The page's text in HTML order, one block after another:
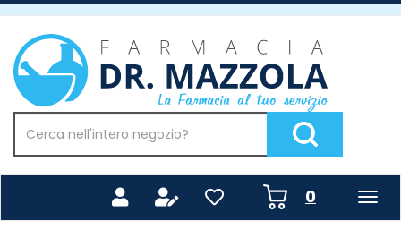
Passa
contenuto
principale
Farmacia
Mazzola
Prodotto
Cerca Prodotto
0prodotti
inseriti